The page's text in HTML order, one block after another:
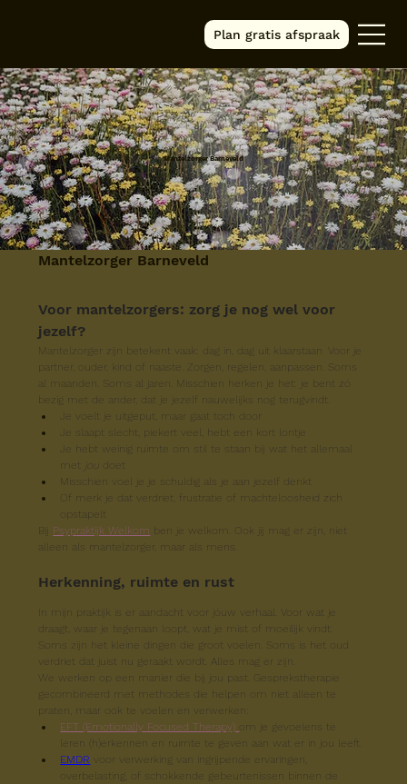
Plan gratis afspraak
Mantelzorger Barneveld
Mantelzorger Barneveld
Voor mantelzorgers: zorg je nog wel voor
jezelf?
Mantelzorger zijn betekent vaak: dag in, dag uit klaarstaan. Voor je
partner, ouder, kind of naaste. Zorgen, regelen, aanpassen. Soms
al maanden. Soms al jaren. Misschien herken je het: je bent zó
bezig met de ander, dat je jezelf nauwelijks nog terugvindt.
Je voelt je uitgeput, maar gaat toch door
Je slaapt slecht, piekert veel, hebt een kort lontje
Je hebt weinig ruimte om stil te staan bij wat het allemaal
met
doet
Misschien voel je je schuldig als je aan jezelf denkt
Of merk je dat verdriet, frustratie of machteloosheid zich
opstapelt
Bij Psypraktijk Welkom ben je welkom. Ook jij mag er zijn, niet
alleen als mantelzorger, maar als mens.
Herkenning, ruimte en rust
In mijn praktijk is er aandacht voor jóuw verhaal. Voor wat je
draagt, waar je tegenaan loopt, wat je mist of moeilijk vindt.
Soms zijn het kleine dingen die groot voelen. Soms is het oud
verdriet dat juist nu geraakt wordt. Alles mag er zijn.
We werken op een manier die bij jou past. Gesprekstherapie
gecombineerd met methodes die helpen om niet alleen te
praten, maar ook te voelen en verwerken:
EFT (Emotionally Focused Therapy)
om je gevoelens te
leren (h)erkennen en ruimte te geven aan wat er in jou leeft.
EMDR voor verwerking van ingrijpende ervaringen,
overbelasting, of schokkende gebeurtenissen binnen de